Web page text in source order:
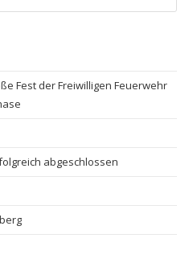
Fest der Freiwilligen Feuerwehr
abgeschlossen